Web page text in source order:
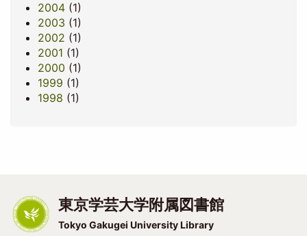
2004(1)
2003 (1)
2002 (1)
2001 (1)
2000 (1)
1999 (1)
1998 (1)
東京学芸大学附属図書館
Tokyo Gakugei University Library